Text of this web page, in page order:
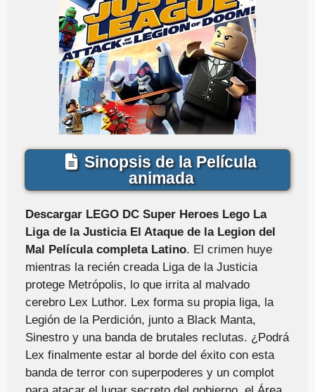
Sinopsis de la Película
animada
Descargar LEGO DC Super Heroes Lego La
Liga de la Justicia El Ataque de la Legion del
Mal Película completa Latino. El crimen huye
mientras la recién creada Liga de la Justicia
protege Metrópolis, lo que irrita al malvado
cerebro Lex Luthor. Lex forma su propia liga, la
Legión de la Perdición, junto a Black Manta,
Sinestro y una banda de brutales reclutas. ¿Podrá
Lex finalmente estar al borde del éxito con esta
banda de terror con superpoderes y un complot